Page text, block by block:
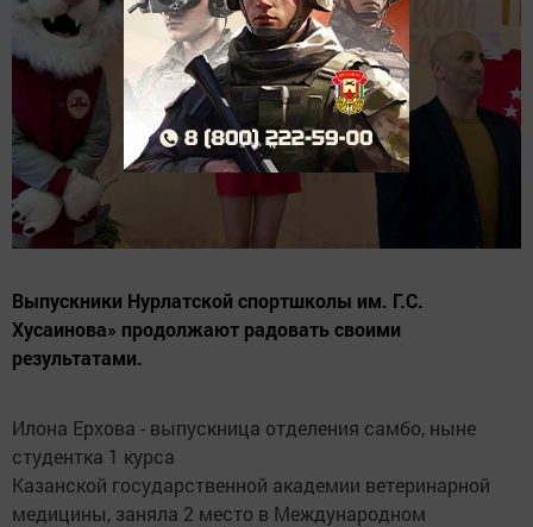
Выпускники Нурлатской спортшколы им. Г.С.
Хусаинова» продолжают радовать своими
результатами.
Илона Ерхова - выпускница отделения самбо, ныне
студентка 1 курса
Казанской государственной академии ветеринарной
медицины, заняла 2 место в Международном